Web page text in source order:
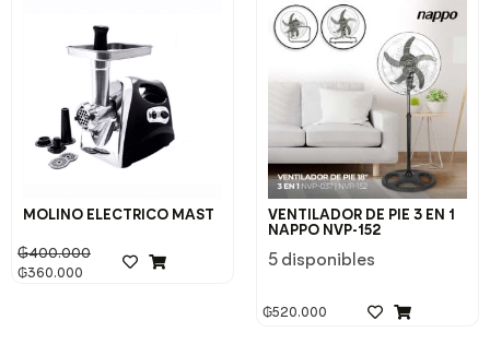
MOLINO ELECTRICO MAST
₲400.000
₲360.000
VENTILADOR DE PIE 3 EN 1
NAPPO NVP-152
5 disponibles
₲520.000